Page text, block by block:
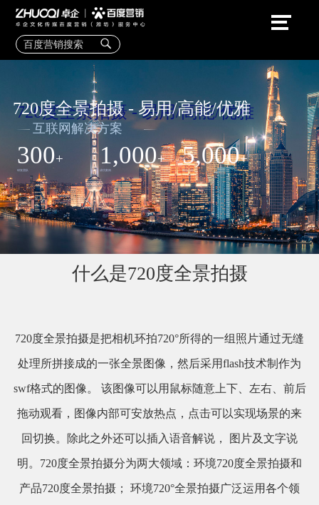
720度全景拍摄 - 易用/高能/优雅
互联网解决方案
300+
研发团队
1,000+
成功案例
5,000+
商业合作
什么是720度全景拍摄
720度全景拍摄是把相机环拍720°所得的一组照片通过无缝
处理所拼接成的一张全景图像，然后采用flash技术制作为
swf格式的图像。 该图像可以用鼠标随意上下、左右、前后
拖动观看，图像内部可安放热点，点击可以实现场景的来
回切换。除此之外还可以插入语音解说， 图片及文字说
明。720度全景拍摄分为两大领域：环境720度全景拍摄和
产品720度全景拍摄； 环境720°全景拍摄广泛运用各个领